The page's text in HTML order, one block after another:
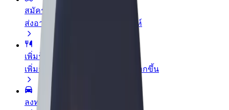
สมัครเป็นคนส่งพัสดุ
ส่งอาหารและรับรายได้ทุกสัปดาห์
เพิ่มร้านอาหารหรือร้านค้า
เพิ่มรายได้ด้วยการเข้าถึงลูกค้ามากขึ้น
ลงทะเบียนเป็นเจ้าของฟลีท